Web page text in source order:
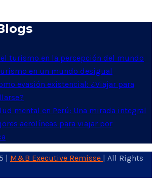
turismo en la percepción del mundo
en un mundo desigual
evasión existencial: ¿Viajar para
mental en Perú: Una mirada integral
aerolíneas para viajar por
| M&B Executive Remisse
| All Rights